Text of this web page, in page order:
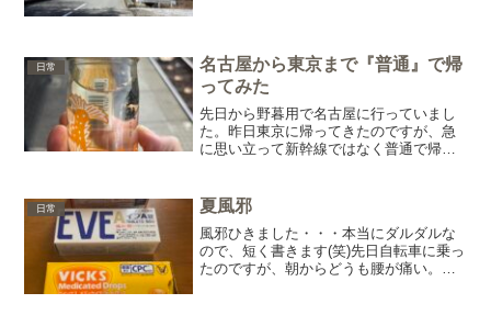
くれて、朝起きてテーブル...
日常
名古屋から東京まで『普通』で帰
ってみた
先日から野暮用で名古屋に行っていまし
た。昨日東京に帰ってきたのですが、急
に思い立って新幹線ではなく普通で帰っ
間や料金などを調べていたんです。
Googleさんで。そう...
日常 夏風邪
風邪ひきました・・・本当にダルダルな
ので、短く書きます(笑)先日自転車に乗っ
たのですが、朝からどうも腰が痛い。寝